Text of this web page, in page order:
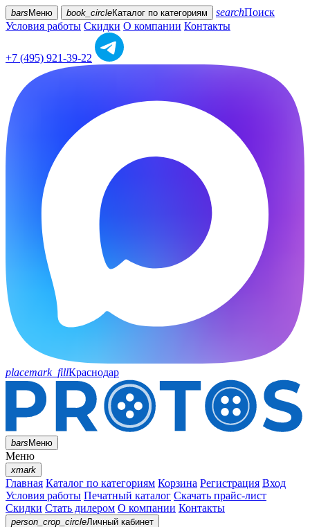
bars Меню book_circleКаталог по категориям searchПоиск
Условия работы Скидки О компании Контакты
+7 (495) 921-39-22
placemark_fillКраснодар
barsМеню
Меню
xmark
Главная Каталог по категориям Корзина Регистрация Вход
Условия работы Печатный каталог Скачать прайс-лист
Скидки Стать дилером О компании Контакты
person_crop_circleЛичный кабинет